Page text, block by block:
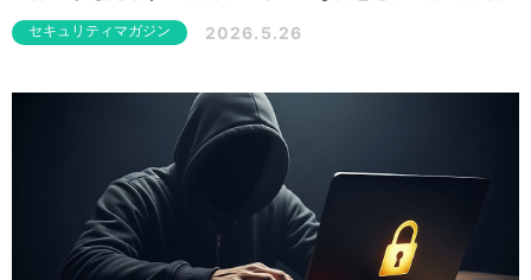
有の弱点、そして今すぐ取り組むべき実践的な対策をわか
セキュリティマガジン 2026.5.26